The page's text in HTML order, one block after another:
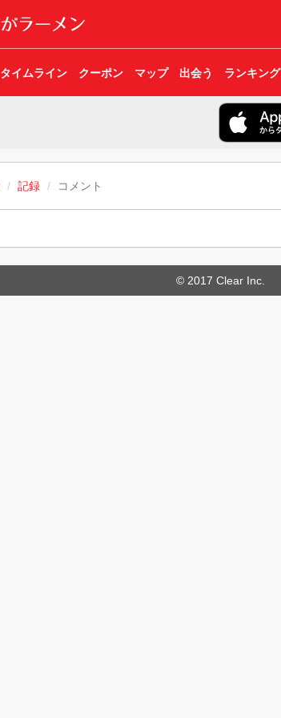
タイムライン クーポン マップ 出会う ランキング
記録 コメント
© 2017 Clear Inc.